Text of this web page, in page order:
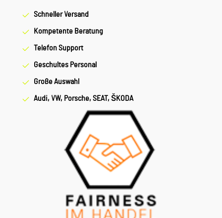
Schneller Versand
Kompetente Beratung
Telefon Support
Geschultes Personal
Große Auswahl
Audi, VW, Porsche, SEAT, ŠKODA